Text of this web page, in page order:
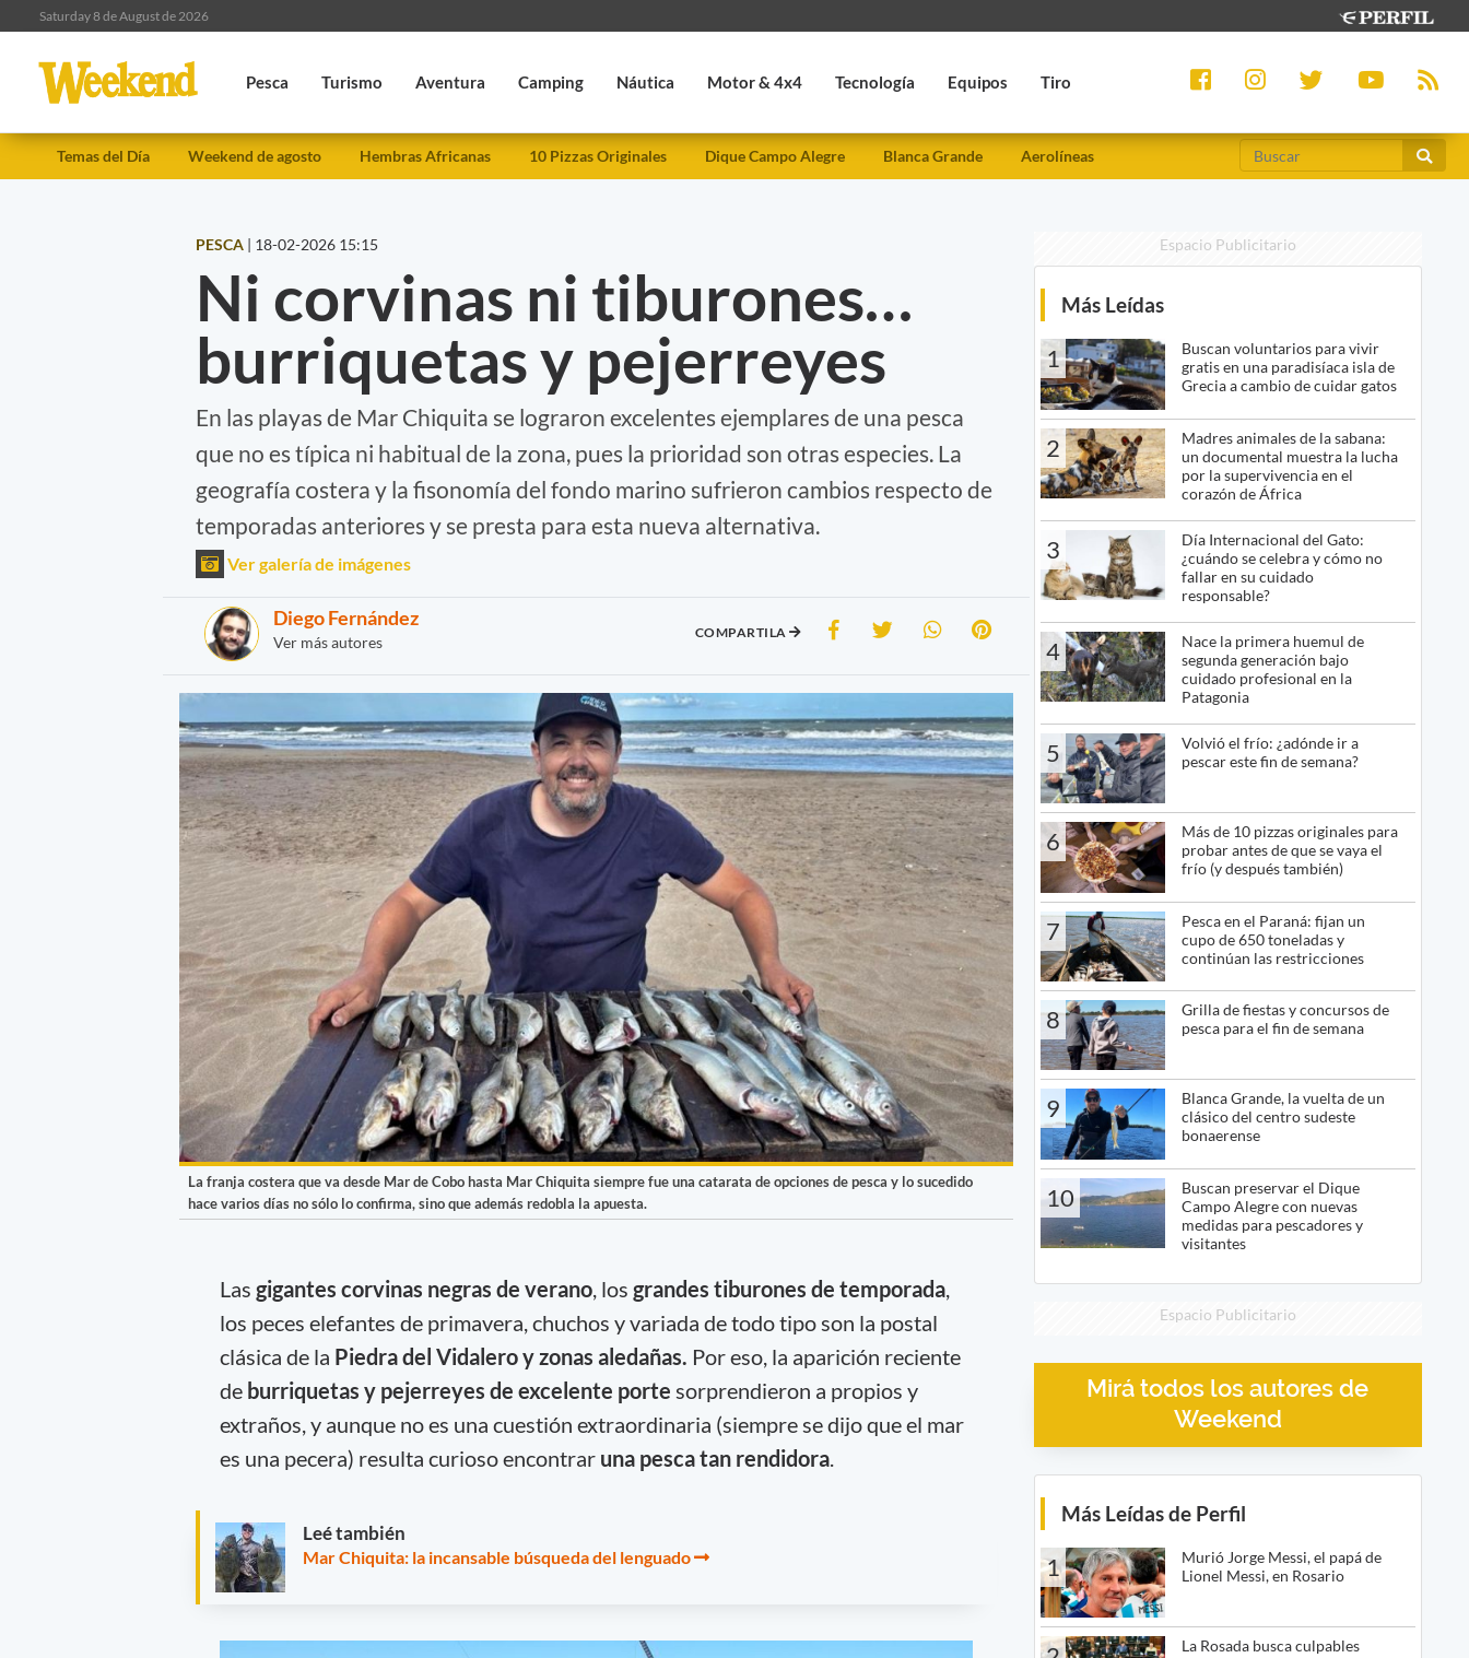
Saturday 8 de August de 2026
Pesca Turismo Aventura Camping Náutica Motor & 4x4 Tecnología Equipos Tiro
Temas del Día Weekend de agosto Hembras Africanas 10 Pizzas Originales Dique Campo Alegre Blanca Grande Aerolíneas
PESCA | 18-02-2026 15:15
Ni corvinas ni tiburones…
burriquetas y pejerreyes
En las playas de Mar Chiquita se lograron excelentes ejemplares de una pesca
que no es típica ni habitual de la zona, pues la prioridad son otras especies. La
geografía costera y la fisonomía del fondo marino sufrieron cambios respecto de
temporadas anteriores y se presta para esta nueva alternativa.
Ver galería de imágenes
Diego Fernández
Ver más autores
COMPARTILA
La franja costera que va desde Mar de Cobo hasta Mar Chiquita siempre fue una catarata de opciones de pesca y lo sucedido
hace varios días no sólo lo confirma, sino que además redobla la apuesta.
Las gigantes corvinas negras de verano, los grandes tiburones de temporada,
los peces elefantes de primavera, chuchos y variada de todo tipo son la postal
clásica de la Piedra del Vidalero y zonas aledañas. Por eso, la aparición reciente
de burriquetas y pejerreyes de excelente porte sorprendieron a propios y
extraños, y aunque no es una cuestión extraordinaria (siempre se dijo que el mar
es una pecera) resulta curioso encontrar una pesca tan rendidora.
Leé también
Mar Chiquita: la incansable búsqueda del lenguado
Espacio Publicitario
Más Leídas
1
Buscan voluntarios para vivir
gratis en una paradisíaca isla de
Grecia a cambio de cuidar gatos
2
Madres animales de la sabana:
un documental muestra la lucha
por la supervivencia en el
corazón de África
3
Día Internacional del Gato:
¿cuándo se celebra y cómo no
fallar en su cuidado
responsable?
4
Nace la primera huemul de
segunda generación bajo
cuidado profesional en la
Patagonia
5
Volvió el frío: ¿adónde ir a
pescar este fin de semana?
6
Más de 10 pizzas originales para
probar antes de que se vaya el
frío (y después también)
7
Pesca en el Paraná: fijan un
cupo de 650 toneladas y
continúan las restricciones
8
Grilla de fiestas y concursos de
pesca para el fin de semana
9
Blanca Grande, la vuelta de un
clásico del centro sudeste
bonaerense
10
Buscan preservar el Dique
Campo Alegre con nuevas
medidas para pescadores y
visitantes
Espacio Publicitario
Mirá todos los autores de
Weekend
Más Leídas de Perfil
1
Murió Jorge Messi, el papá de
Lionel Messi, en Rosario
La Rosada busca culpables